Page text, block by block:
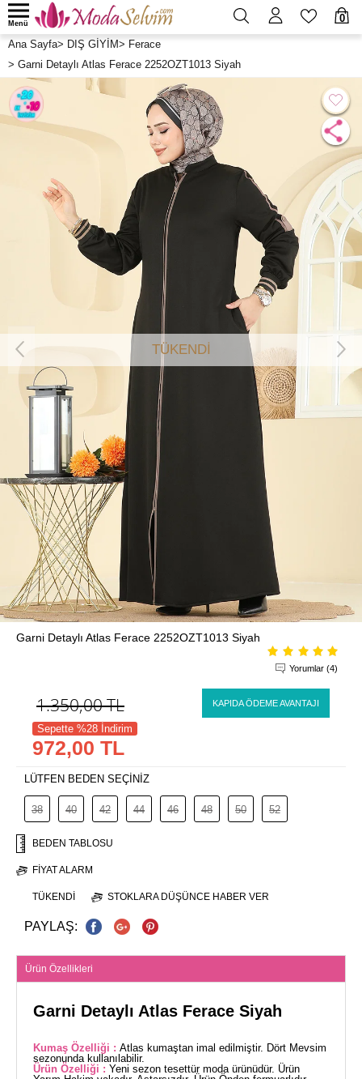
0
Menü
Ana Sayfa> DIŞ GİYİM> Ferace
> Garni Detaylı Atlas Ferace 2252OZT1013 Siyah
TÜKENDİ
Garni Detaylı Atlas Ferace 2252OZT1013 Siyah
Yorumlar (4)
1.350,00TL KAPIDA ÖDEME AVANTAJI
Sepette %28 İndirim
972,00 TL
LÜTFEN BEDEN SEÇİNİZ
38 40 42 44 46 48 50 52
BEDEN TABLOSU
FIYAT ALARM
TÜKENDI STOKLARA DÜŞÜNCE HABER VER
PAYLAŞ:
Ürün Özellikleri
Garni Detaylı Atlas Ferace Siyah
Kumaş Özelliği : Atlas kumaştan imal edilmiştir. Dört Mevsim
sezonunda kullanılabilir.
Ürün Özelliği : Yeni sezon tesettür moda ürünüdür. Ürün